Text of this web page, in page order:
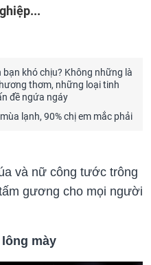
khó chịu? Không những là
thơm, những loại tinh
đề ngứa ngáy
lạnh, 90% chị em mắc phải
và nữ công tước trông
gương cho mọi người
mày